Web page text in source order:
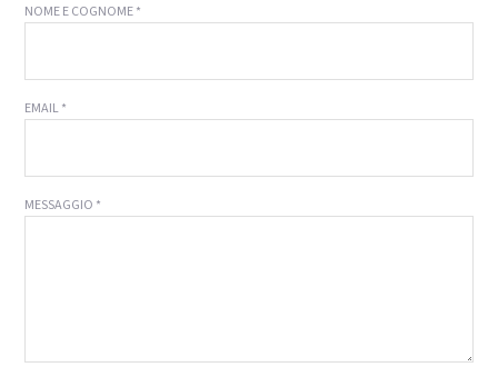
NOME E COGNOME *
EMAIL *
MESSAGGIO *